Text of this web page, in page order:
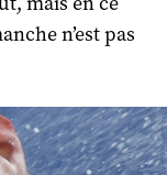
n’est pas